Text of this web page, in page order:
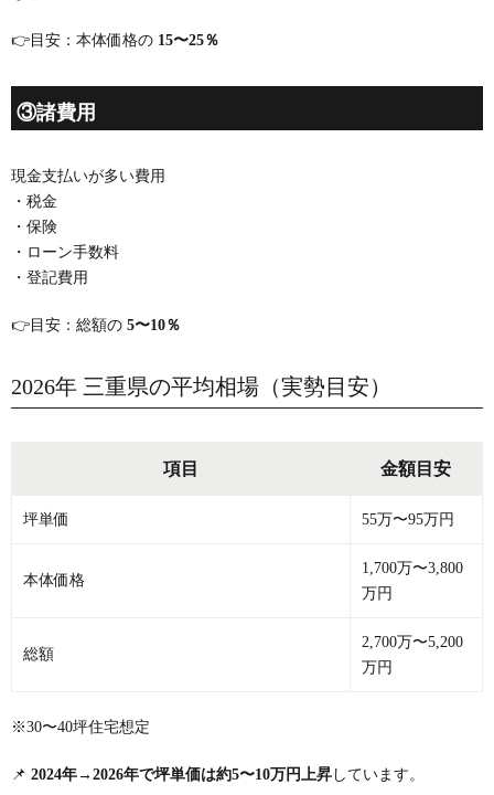
👉目安：本体価格の 15〜25％
③諸費用
現金支払いが多い費用
・税金
・保険
・ローン手数料
・登記費用
👉目安：総額の 5〜10％
2026年 三重県の平均相場（実勢目安）
項目 金額目安
坪単価 55万〜95万円
本体価格
1,700万〜3,800
万円
総額
2,700万〜5,200
万円
※30〜40坪住宅想定
📌 2024年→2026年で坪単価は約5〜10万円上昇 しています。